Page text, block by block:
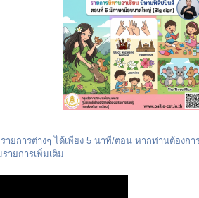
ยการต่างๆ ได้เพียง 5 นาที/ตอน หากท่านต้องก
ายการเพิ่มเติม